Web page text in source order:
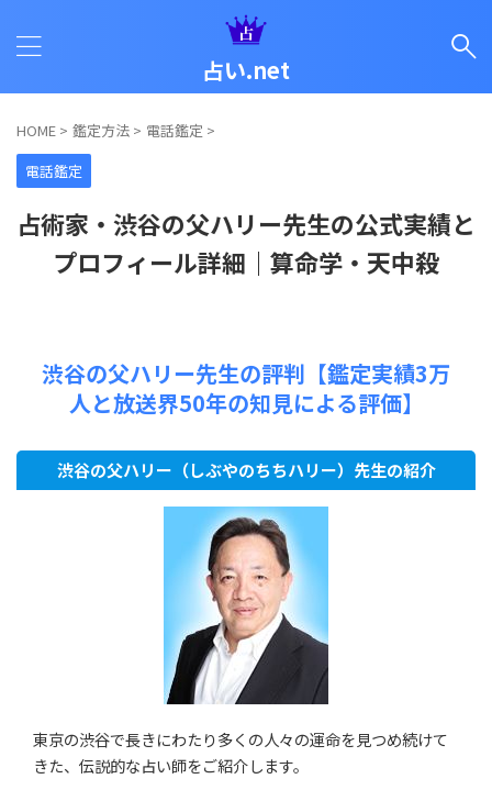
占い.net
HOME > 鑑定方法 > 電話鑑定 >
電話鑑定
占術家・渋谷の父ハリー先生の公式実績と
プロフィール詳細｜算命学・天中殺
渋谷の父ハリー先生の評判【鑑定実績3万
人と放送界50年の知見による評価】
渋谷の父ハリー（しぶやのちちハリー）先生の紹介
東京の渋谷で長きにわたり多くの人々の運命を見つめ続けて
きた、伝説的な占い師をご紹介します。